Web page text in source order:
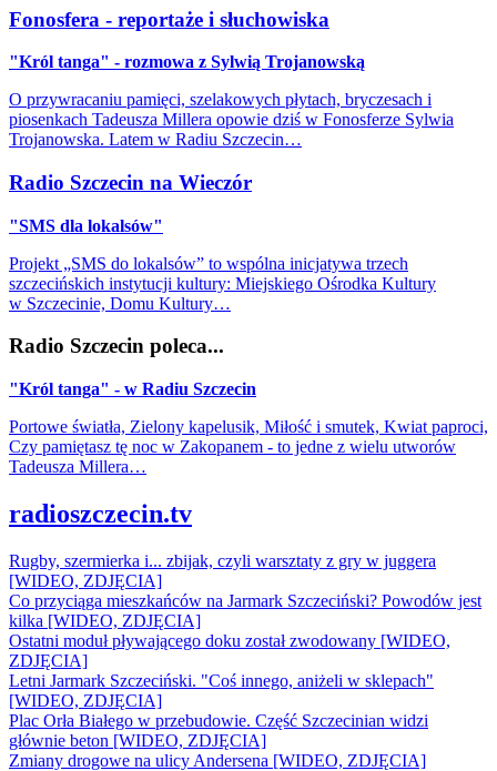
Fonosfera - reportaże i słuchowiska
"Król tanga" - rozmowa z Sylwią Trojanowską
O przywracaniu pamięci, szelakowych płytach, bryczesach i
piosenkach Tadeusza Millera opowie dziś w Fonosferze Sylwia
Trojanowska. Latem w Radiu Szczecin…
Radio Szczecin na Wieczór
"SMS dla lokalsów"
Projekt „SMS do lokalsów” to wspólna inicjatywa trzech
szczecińskich instytucji kultury: Miejskiego Ośrodka Kultury
w Szczecinie, Domu Kultury…
Radio Szczecin poleca...
"Król tanga" - w Radiu Szczecin
Portowe światła, Zielony kapelusik, Miłość i smutek, Kwiat paproci,
Czy pamiętasz tę noc w Zakopanem - to jedne z wielu utworów
Tadeusza Millera…
radioszczecin.tv
Rugby, szermierka i... zbijak, czyli warsztaty z gry w juggera
[WIDEO, ZDJĘCIA]
Co przyciąga mieszkańców na Jarmark Szczeciński? Powodów jest
kilka [WIDEO, ZDJĘCIA]
Ostatni moduł pływającego doku został zwodowany [WIDEO,
ZDJĘCIA]
Letni Jarmark Szczeciński. "Coś innego, aniżeli w sklepach"
[WIDEO, ZDJĘCIA]
Plac Orła Białego w przebudowie. Część Szczecinian widzi
głównie beton [WIDEO, ZDJĘCIA]
Zmiany drogowe na ulicy Andersena [WIDEO, ZDJĘCIA]